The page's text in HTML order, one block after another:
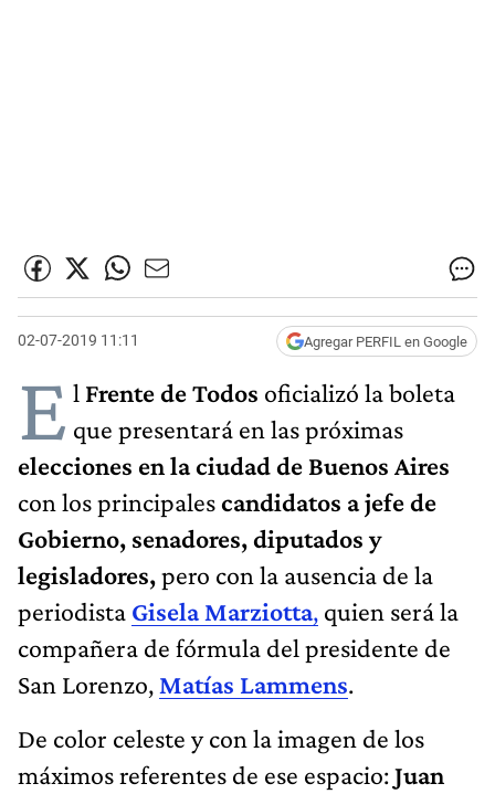
02-07-2019 11:11 Agregar PERFIL en Google
E l Frente de Todos oficializó la boleta
que presentará en las próximas
elecciones en la ciudad de Buenos Aires
con los principalescandidatos a jefe de
Gobierno, senadores, diputados y
legisladores,pero con la ausencia de la
periodista Gisela Marziotta, quien será la
compañera de fórmula del presidente de
San Lorenzo, Matías Lammens.
De color celeste y con la imagen de los
máximos referentes de ese espacio:Juan